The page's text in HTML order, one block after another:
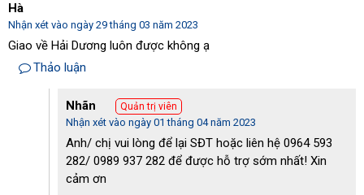
Hà
Nhận xét vào ngày 29 tháng 03 năm 2023
Giao về Hải Dương luôn được không ạ
Thảo luận
Nhãn Quản trị viên
Nhận xét vào ngày 01 tháng 04 năm 2023
Anh/ chị vui lòng để lại SĐT hoặc liên hệ 0964 593
282/ 0989 937 282 để được hỗ trợ sớm nhất! Xin
cảm ơn